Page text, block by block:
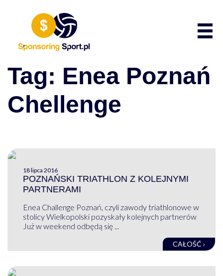
Tag: Enea Poznań
Chellenge
18 lipca 2016
POZNAŃSKI TRIATHLON Z KOLEJNYMI
PARTNERAMI
Enea Challenge Poznań, czyli zawody triathlonowe w
stolicy Wielkopolski pozyskały kolejnych partnerów
Już w weekend odbędą się ...
CAŁOŚĆ ›